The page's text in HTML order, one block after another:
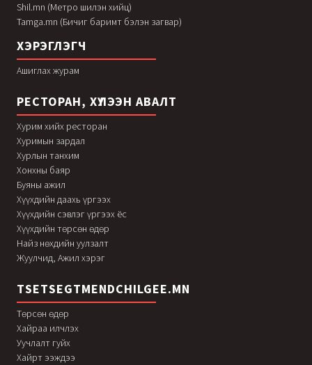
Shil.mn (Метро шилэн хийц)
Tamga.mn (Бичиг баримт бэлэн загвар)
ХЭРЭГЛЭГЧ
Ашиглах журам
РЕСТОРАН, ХҮЛЭЭН АВАЛТ
Хурим хийх ресторан
Хуримын зардал
Хурлын танхим
Хонхны баяр
Буяны ажил
Хүүхдийн даахь үргээх
Хүүхдийн сэвлэг үргээх ёс
Хүүхдийн төрсөн өдөр
Найз нөхдийн уулзалт
Жуулчид, Ажил хэрэг
TSETSEGTMENDCHILGEE.MN
Төрсөн өдөр
Хайраа илчлэх
Уучлалт гуйх
Хайрт ээждээ